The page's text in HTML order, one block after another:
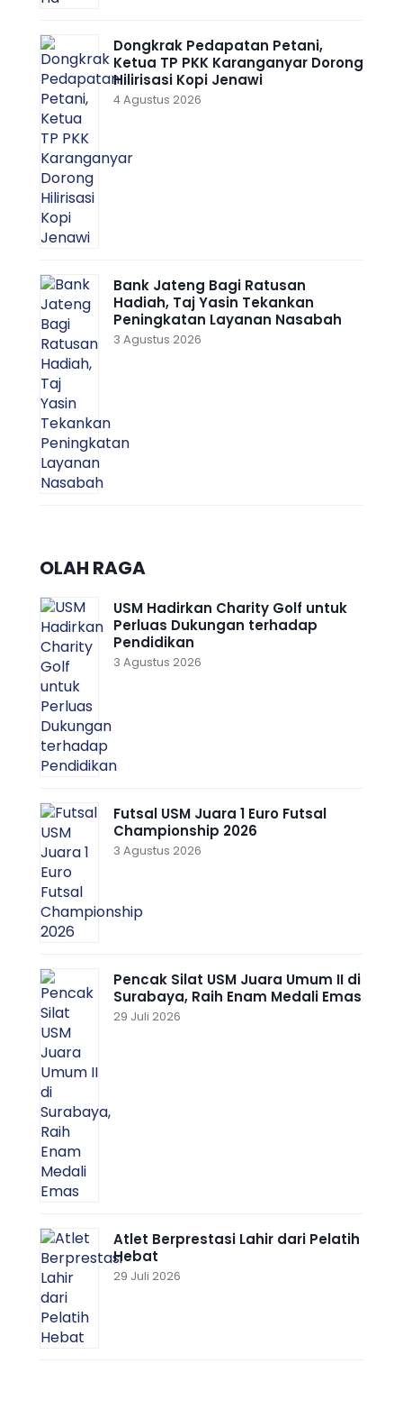
Dongkrak Pedapatan Petani,
Ketua TP PKK Karanganyar Dorong
Hilirisasi Kopi Jenawi
4 Agustus 2026
Bank Jateng Bagi Ratusan
Hadiah, Taj Yasin Tekankan
Peningkatan Layanan Nasabah
3 Agustus 2026
OLAH RAGA
USM Hadirkan Charity Golf untuk
Perluas Dukungan terhadap
Pendidikan
3 Agustus 2026
Futsal USM Juara 1 Euro Futsal
Championship 2026
3 Agustus 2026
Pencak Silat USM Juara Umum II di
Surabaya, Raih Enam Medali Emas
29 Juli 2026
Atlet Berprestasi Lahir dari Pelatih
Hebat
29 Juli 2026